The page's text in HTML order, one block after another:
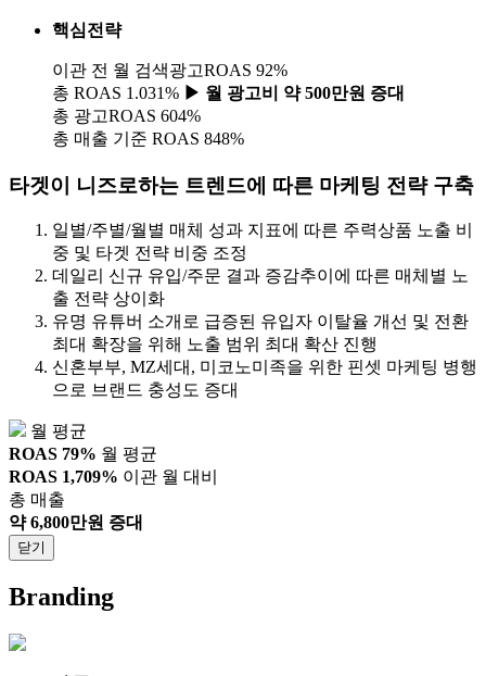
핵심전략
이관 전 월 검색광고ROAS 92%
총 ROAS 1.031% ▶ 월 광고비 약 500만원 증대
총 광고ROAS 604%
총 매출 기준 ROAS 848%
타겟이 니즈로하는 트렌드에 따른 마케팅 전략 구축
일별/주별/월별 매체 성과 지표에 따른 주력상품 노출 비
중 및 타겟 전략 비중 조정
데일리 신규 유입/주문 결과 증감추이에 따른 매체별 노
출 전략 상이화
유명 유튜버 소개로 급증된 유입자 이탈율 개선 및 전환
최대 확장을 위해 노출 범위 최대 확산 진행
신혼부부, MZ세대, 미코노미족을 위한 핀셋 마케팅 병행
으로 브랜드 충성도 증대
월 평균
ROAS 79% 월 평균
ROAS 1,709% 이관 월 대비
총 매출
약 6,800만원 증대
닫기
Branding